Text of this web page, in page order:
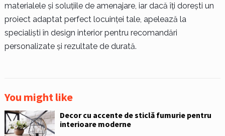
materialele și soluțiile de amenajare, iar dacă îți dorești un
proiect adaptat perfect locuinței tale, apelează la
specialiști în design interior pentru recomandări
personalizate și rezultate de durată.
You might like
Decor cu accente de sticlă fumurie pentru
interioare moderne